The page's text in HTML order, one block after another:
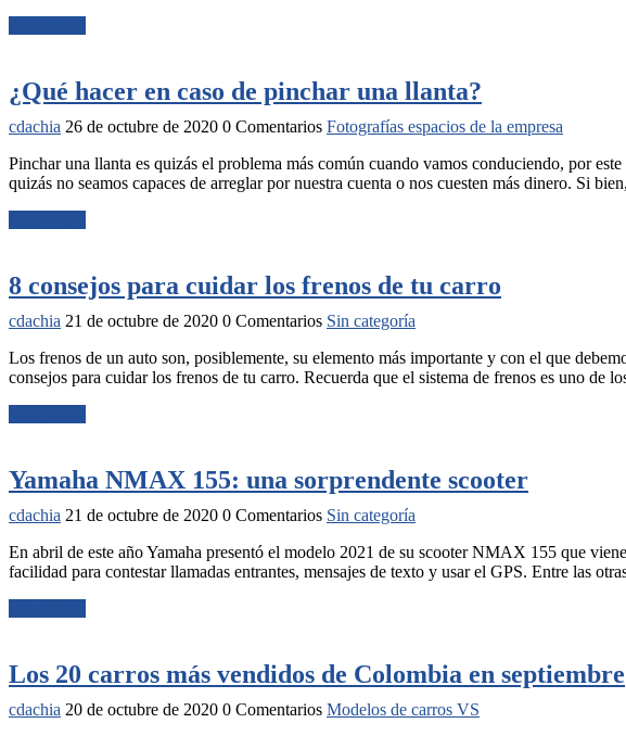
¿Qué hacer en caso de pinchar una llanta?
cdachia 26 de octubre de 2020 0 Comentarios Fotografías espacios de la empresa
Pinchar una llanta es quizás el problema más común cuando vamos conduciendo, por
quizás no seamos capaces de arreglar por nuestra cuenta o nos cuesten más dinero. Si
8 consejos para cuidar los frenos de tu carro
cdachia 21 de octubre de 2020 0 Comentarios Sin categoría
Los frenos de un auto son, posiblemente, su elemento más importante y con el que
consejos para cuidar los frenos de tu carro. Recuerda que el sistema de frenos es uno de
Yamaha NMAX 155: una sorprendente scooter
cdachia 21 de octubre de 2020 0 Comentarios Sin categoría
En abril de este año Yamaha presentó el modelo 2021 de su scooter NMAX 155 que
facilidad para contestar llamadas entrantes, mensajes de texto y usar el GPS. Entre las
Los 20 carros más vendidos de Colombia en septiembre
cdachia 20 de octubre de 2020 0 Comentarios Modelos de carros VS